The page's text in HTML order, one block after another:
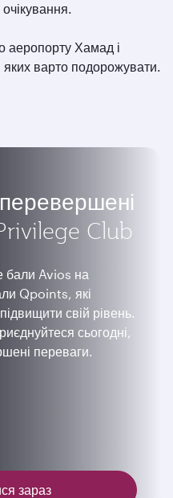
аеропорту Хамад і
варто подорожувати.
Club
бали Avios на
Qpoints, які
свій рівень.
сьогодні,
переваги.
зараз